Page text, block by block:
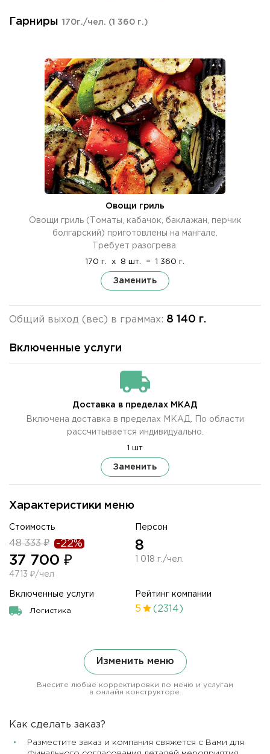
Характеристики меню
Стоимость
48 333 ₽ -22%
37 700 ₽
4713 ₽/чел
Персон
8
1 018 г./чел.
Включенные услуги
Логистика
Рейтинг компании
5 (2314)
Гарниры 170г./чел. (1 360 г.)
Овощи гриль
Овощи гриль (Томаты, кабачок, баклажан, перчик
болгарский) приготовлены на мангале.
Требует разогрева.
170 г. x 8 шт. = 1 360 г.
Заменить
Общий выход (вес) в граммах: 8 140 г.
Изменить меню
Внесите любые корректировки по меню и услугам
в онлайн конструкторе.
Включенные услуги
Доставка в пределах МКАД
Включена доставка в пределах МКАД. По области
рассчитывается индивидуально.
1 шт
Заменить
Как сделать заказ?
Разместите заказ и компания свяжется с Вами для